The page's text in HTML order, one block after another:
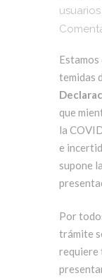
usuarios
Estamos
temidas
que
la
e
supone
Por
trámite
requiere